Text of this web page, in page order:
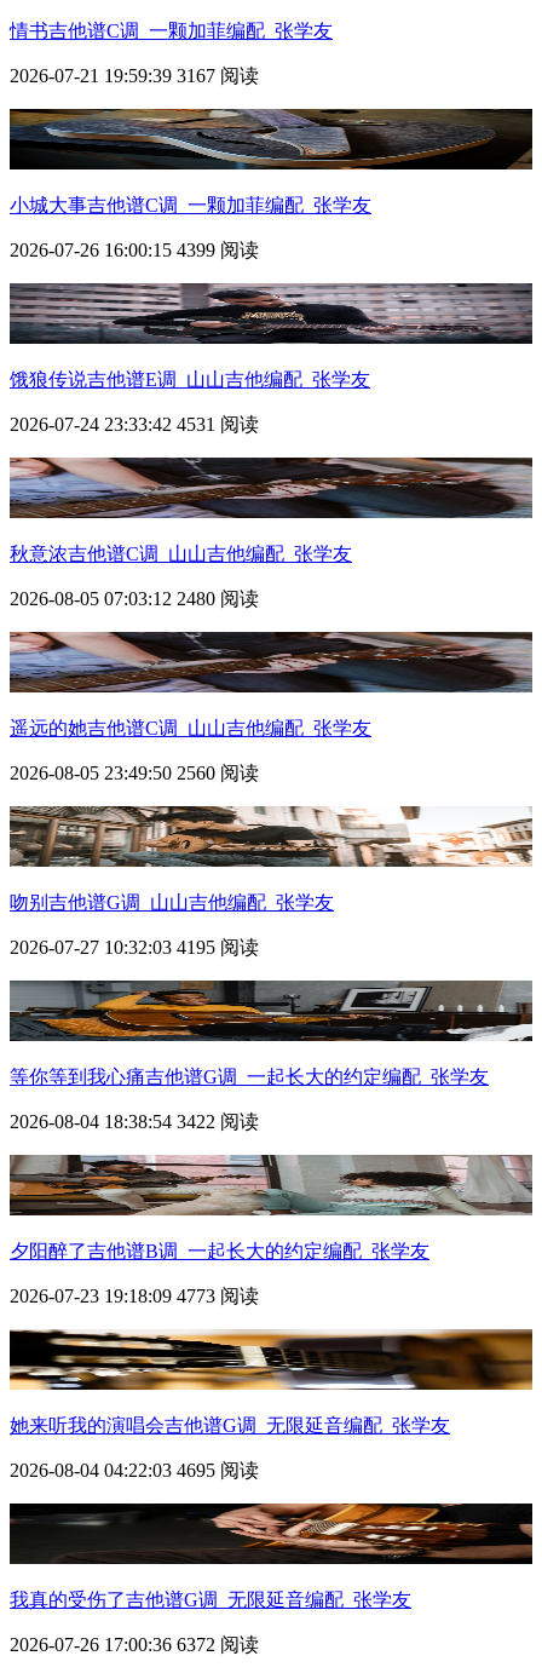
情书吉他谱C调_一颗加菲编配_张学友
2026-07-21 19:59:39 3167 阅读
小城大事吉他谱C调_一颗加菲编配_张学友
2026-07-26 16:00:15 4399 阅读
饿狼传说吉他谱E调_山山吉他编配_张学友
2026-07-24 23:33:42 4531 阅读
秋意浓吉他谱C调_山山吉他编配_张学友
2026-08-05 07:03:12 2480 阅读
遥远的她吉他谱C调_山山吉他编配_张学友
2026-08-05 23:49:50 2560 阅读
吻别吉他谱G调_山山吉他编配_张学友
2026-07-27 10:32:03 4195 阅读
等你等到我心痛吉他谱G调_一起长大的约定编配_张学友
2026-08-04 18:38:54 3422 阅读
夕阳醉了吉他谱B调_一起长大的约定编配_张学友
2026-07-23 19:18:09 4773 阅读
她来听我的演唱会吉他谱G调_无限延音编配_张学友
2026-08-04 04:22:03 4695 阅读
我真的受伤了吉他谱G调_无限延音编配_张学友
2026-07-26 17:00:36 6372 阅读